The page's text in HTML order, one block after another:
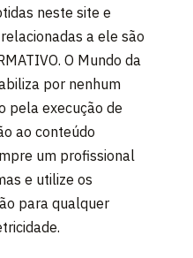
neste site e
a ele são
O Mundo da
por nenhum
pela execução de
ao conteúdo
um profissional
e utilize os
para qualquer